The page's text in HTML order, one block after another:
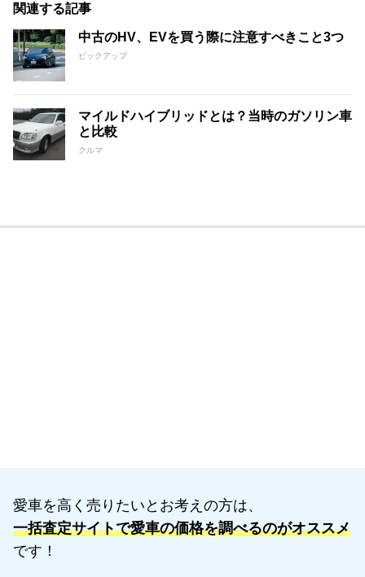
関連する記事
中古のHV、EVを買う際に注意すべきこと3つ
ピックアップ
マイルドハイブリッドとは？当時のガソリン車
と比較
クルマ
愛車を高く売りたいとお考えの方は、
一括査定サイトで愛車の価格を調べるのがオススメ
です！